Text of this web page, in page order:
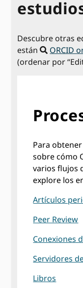
Descubre otras
están
ORCID
(ordenar por
Para
sobre cómo
varios flujos
explore los
Artículos
Peer Review
Conexiones
Servidores
Libros